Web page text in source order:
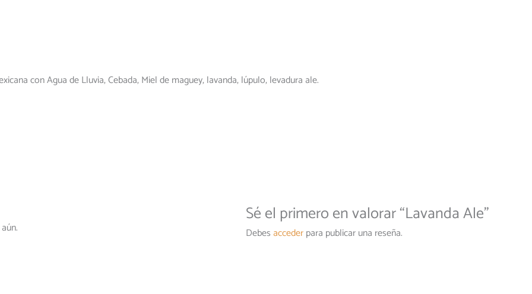
con Agua de Lluvia, Cebada, Miel de maguey, lavanda, lúpulo, levadura ale.
Sé el primero en valorar “Lavanda Ale”
Debesaccederpara publicar una reseña.